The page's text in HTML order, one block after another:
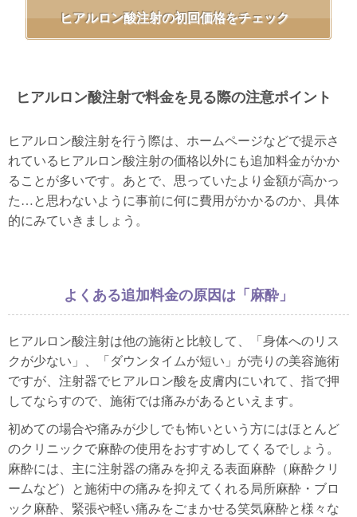
ヒアルロン酸注射の初回価格をチェック
ヒアルロン酸注射で料金を見る際の注意ポイント
ヒアルロン酸注射を行う際は、ホームページなどで提示さ
れているヒアルロン酸注射の価格以外にも追加料金がかか
ることが多いです。あとで、思っていたより金額が高かっ
た…と思わないように事前に何に費用がかかるのか、具体
的にみていきましょう。
よくある追加料金の原因は「麻酔」
ヒアルロン酸注射は他の施術と比較して、「身体へのリス
クが少ない」、「ダウンタイムが短い」が売りの美容施術
ですが、注射器でヒアルロン酸を皮膚内にいれて、指で押
してならすので、施術では痛みがあるといえます。
初めての場合や痛みが少しでも怖いという方にはほとんど
のクリニックで麻酔の使用をおすすめしてくるでしょう。
麻酔には、主に注射器の痛みを抑える表面麻酔（麻酔クリ
ームなど）と施術中の痛みを抑えてくれる局所麻酔・ブロ
ック麻酔、緊張や軽い痛みをごまかせる笑気麻酔と様々な